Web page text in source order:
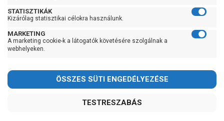
STATISZTIKÁK
Kizárólag statisztikai célokra használunk.
MARKETING
A marketing cookie-k a látogatók követésére szolgálnak a
webhelyeken.